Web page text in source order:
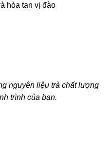
hòa tan vị đào
nguyên liệu trà chất lượng
trình của bạn.